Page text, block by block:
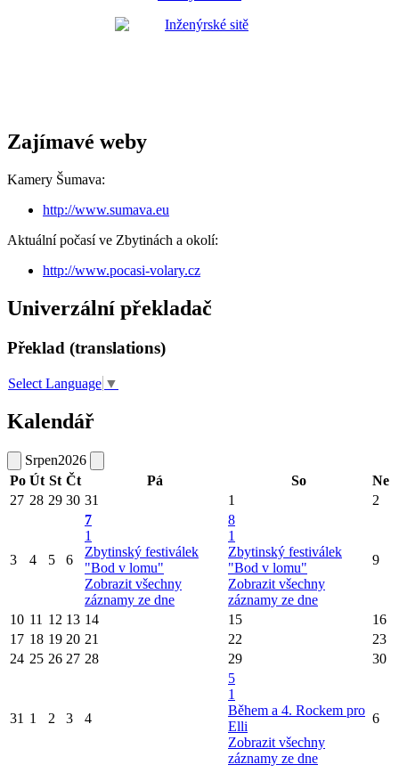
Zajímavé weby
Kamery Šumava:
http://www.sumava.eu
Aktuální počasí ve Zbytinách a okolí:
http://www.pocasi-volary.cz
Univerzální překladač
Překlad (translations)
Select Language ▼
Kalendář
Srpen2026
Po Út St Čt Pá So
Ne
27 28 29 30 31 1 2
3 4 5 6
7
1
Zbytinský festiválek
"Bod v lomu"
Zobrazit všechny
záznamy ze dne
8
1
Zbytinský festiválek
"Bod v lomu"
Zobrazit všechny
záznamy ze dne
9
10 11 12 13 14 15
16
17 18 19 20 21 22
23
24 25 26 27 28 29 30
31 1 2 3 4
5
1
Během a 4. Rockem pro
Elli
Zobrazit všechny
záznamy ze dne
6